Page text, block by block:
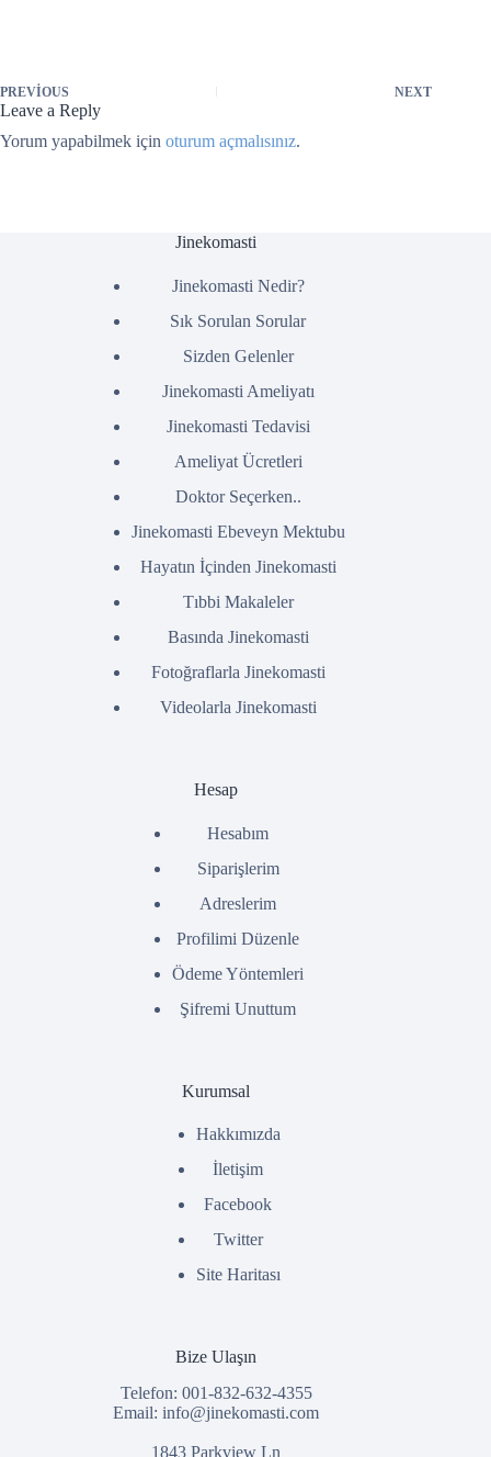
PREVIOUS NEXT
Leave a Reply
Yorum yapabilmek için oturum açmalısınız.
Jinekomasti
Jinekomasti Nedir?
Sık Sorulan Sorular
Sizden Gelenler
Jinekomasti Ameliyatı
Jinekomasti Tedavisi
Ameliyat Ücretleri
Doktor Seçerken..
Jinekomasti Ebeveyn Mektubu
Hayatın İçinden Jinekomasti
Tıbbi Makaleler
Basında Jinekomasti
Fotoğraflarla Jinekomasti
Videolarla Jinekomasti
Hesap
Hesabım
Siparişlerim
Adreslerim
Profilimi Düzenle
Ödeme Yöntemleri
Şifremi Unuttum
Kurumsal
Hakkımızda
İletişim
Facebook
Twitter
Site Haritası
Bize Ulaşın
Telefon: 001-832-632-4355
Email:info@jinekomasti.com
1843 Parkview Ln